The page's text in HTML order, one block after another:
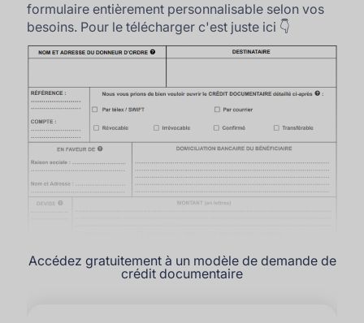
formulaire entièrement personnalisable selon vos
besoins. Pour le télécharger c'est juste ici 👇
Accédez gratuitement à un modèle de demande de
crédit documentaire